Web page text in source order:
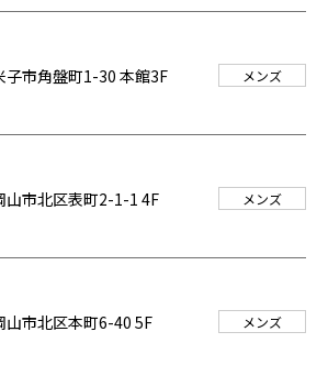
子市角盤町1-30 本館3F
メンズ
山市北区表町2-1-1 4F
メンズ
山市北区本町6-40 5F
メンズ